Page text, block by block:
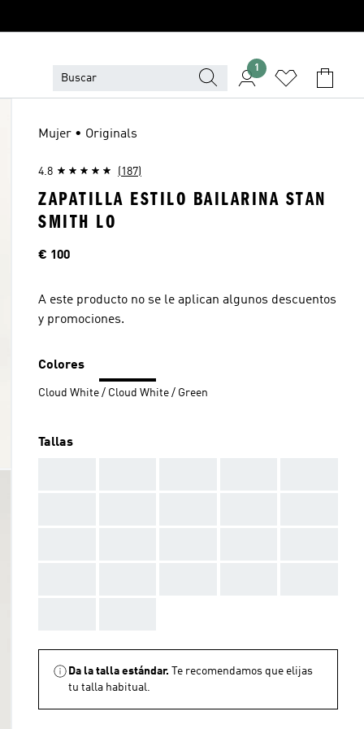
1
Mujer • Originals
4.8 (187)
ZAPATILLA ESTILO BAILARINA STAN
SMITH LO
Precio
€ 100
A este producto no se le aplican algunos descuentos
y promociones.
Colores
Cloud White / Cloud White / Green
Tallas
Da la talla estándar.
Te recomendamos que elijas
tu talla habitual.